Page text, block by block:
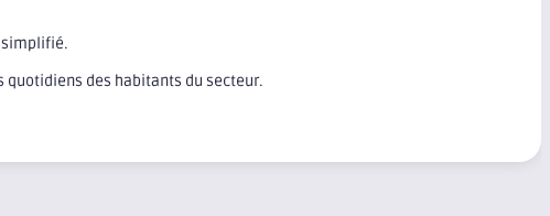
des habitants du secteur.